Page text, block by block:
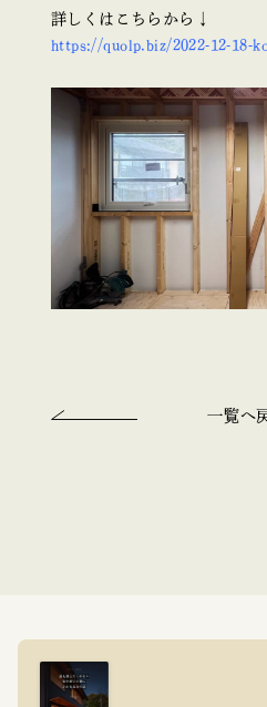
詳しくはこちらから↓
https://quolp.biz/2022-12-18-
一覧へ